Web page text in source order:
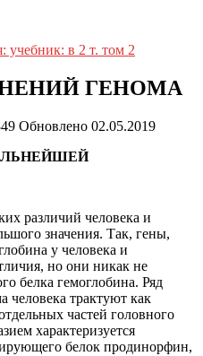
учебник: в 2 т. том 2
ГЕНОМА
Обновлено 02.05.2019
различий человека и
значения. Так, гены,
у человека и
но они никак не
белка гемоглобина. Ряд
человека трактуют как
частей головного
характеризуется
белок продинорфин,